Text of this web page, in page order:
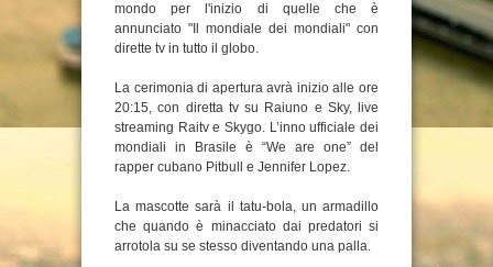
mondo per l'inizio di quelle che è
annunciato "Il mondiale dei mondiali" con
dirette tv in tutto il globo.
La cerimonia di apertura avrà inizio alle ore
20:15, con diretta tv su Raiuno e Sky, live
streaming Raitv e Skygo. L’inno ufficiale dei
mondiali in Brasile è “We are one” del
rapper cubano Pitbull e Jennifer Lopez.
La mascotte sarà il tatu-bola, un armadillo
che quando è minacciato dai predatori si
arrotola su se stesso diventando una palla.